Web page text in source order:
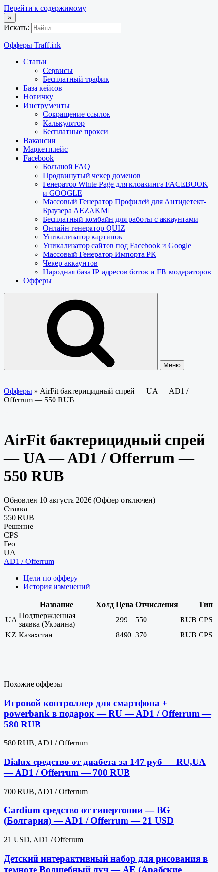
Перейти к содержимому
×
Искать:
Офферы Traff.ink
Статьи
Сервисы
Бесплатный трафик
База кейсов
Новичку
Инструменты
Сокращение ссылок
Калькулятор
Бесплатные прокси
Вакансии
Маркетплейс
Facebook
Большой FAQ
Продвинутый чекер доменов
Генератор White Page для клоакинга FACEBOOK
и GOOGLE
Массовый Генератор Профилей для Антидетект-
Браузера AEZAKMI
Бесплатный комбайн для работы с аккаунтами
Онлайн генератор QUIZ
Уникализатор картинок
Уникализатор сайтов под Facebook и Google
Массовый Генератор Импорта РК
Чекер аккаунтов
Народная база IP-адресов ботов и FB-модераторов
Офферы
Меню
Офферы » AirFit бактерицидный спрей — UA — AD1 /
Offerrum — 550 RUB
AirFit бактерицидный спрей
— UA — AD1 / Offerrum —
550 RUB
Обновлен 10 августа 2026 (Оффер отключен)
Ставка
550 RUB
Решение
CPS
Гео
UA
AD1 / Offerrum
Цели по офферу
История изменений
Название Холд Цена Отчисления
Тип
UA
Подтвержденная
заявка (Украина)
299 550 RUB CPS
KZ Казахстан 8490 370 RUB CPS
Похожие офферы
Игровой контроллер для смартфона +
powerbank в подарок — RU — AD1 / Offerrum —
580 RUB
580 RUB, AD1 / Offerrum
Dialux средство от диабета за 147 руб — RU,UA
— AD1 / Offerrum — 700 RUB
700 RUB, AD1 / Offerrum
Cardium средство от гипертонии — BG
(Болгария) — AD1 / Offerrum — 21 USD
21 USD, AD1 / Offerrum
Детский интерактивный набор для рисования в
темноте Волшебный луч — AE (Арабские